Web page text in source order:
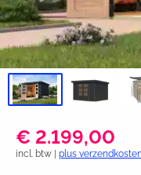
€ 2.199,00
incl. btw | plus